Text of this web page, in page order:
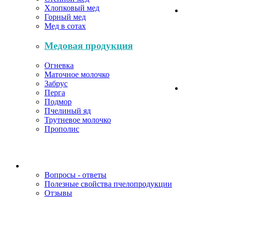
Хлопковый мед
Горный мед
Мед в сотах
Медовая продукция
Огневка
Маточное молочко
Забрус
Перга
Подмор
Пчелиный яд
Трутневое молочко
Прополис
Вопросы - ответы
Полезные свойства пчелопродукции
Отзывы